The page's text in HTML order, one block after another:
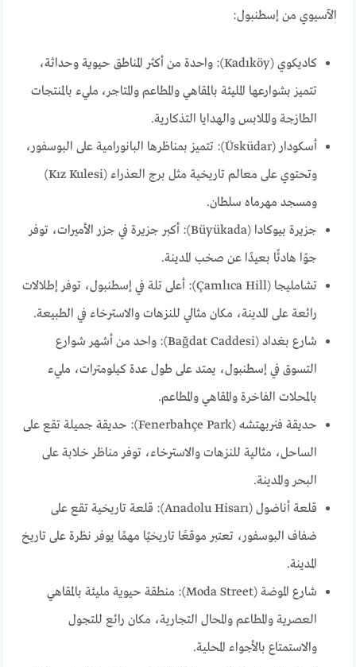
الآسيوي من إسطنبول:
كاديكوي (Kadıköy): واحدة من أكثر المناطق حيوية وحداثة،
تتميز بشوارعها المليئة بالمقاهي والمطاعم والمتاجر، مليء بالمنتجات
الطازجة والملابس والهدايا التذكارية.
أسكودار (Üsküdar): تتميز بمناظرها البانورامية على البوسفور،
وتحتوي على معالم تاريخية مثل برج العذراء (Kız Kulesi)
ومسجد مهرماه سلطان.
جزيرة بيوكادا (Büyükada): أكبر جزيرة في جزر الأميرات، توفر
جوًا هادئًا بعيدًا عن صخب المدينة.
تشامليجا (Çamlıca Hill): أعلى تلة في إسطنبول، توفر إطلالات
رائعة على المدينة، مكان مثالي للنزهات والاسترخاء في الطبيعة.
شارع بغداد (Bağdat Caddesi): واحد من أشهر شوارع
التسوق في إسطنبول، يمتد على طول عدة كيلومترات، مليء
بالمحلات الفاخرة والمقاهي والمطاعم.
حديقة فنربهتشه (Fenerbahçe Park): حديقة جميلة تقع على
الساحل، مثالية للنزهات والاسترخاء، توفر مناظر خلابة على
البحر والمدينة.
قلعة أناضول (Anadolu Hisarı): قلعة تاريخية تقع على
ضفاف البوسفور، تعتبر موقعًا تاريخيًا مهمًا يوفر نظرة على تاريخ
المدينة.
شارع الموضة (Moda Street): منطقة حيوية مليئة بالمقاهي
العصرية والمطاعم والمحال التجارية، مكان رائع للتجول
والاستمتاع بالأجواء المحلية.